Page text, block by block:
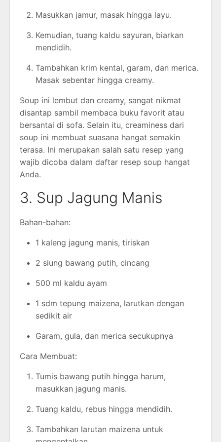
Masukkan jamur, masak hingga layu.
Kemudian, tuang kaldu sayuran, biarkan
mendidih.
Tambahkan krim kental, garam, dan merica.
Masak sebentar hingga creamy.
Soup ini lembut dan creamy, sangat nikmat
disantap sambil membaca buku favorit atau
bersantai di sofa. Selain itu, creaminess dari
soup ini membuat suasana hangat semakin
terasa. Ini merupakan salah satu resep yang
wajib dicoba dalam daftar resep soup hangat
Anda.
3. Sup Jagung Manis
Bahan-bahan:
1 kaleng jagung manis, tiriskan
2 siung bawang putih, cincang
500 ml kaldu ayam
1 sdm tepung maizena, larutkan dengan
sedikit air
Garam, gula, dan merica secukupnya
Cara Membuat:
Tumis bawang putih hingga harum,
masukkan jagung manis.
Tuang kaldu, rebus hingga mendidih.
Tambahkan larutan maizena untuk